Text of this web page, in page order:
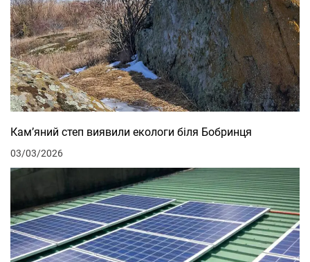
Кам’яний степ виявили екологи біля Бобринця
03/03/2026